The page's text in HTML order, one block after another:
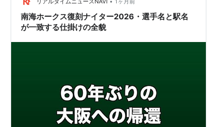
南海ホークス復刻ナイター2026・選手名と駅名
が一致する仕掛けの全貌